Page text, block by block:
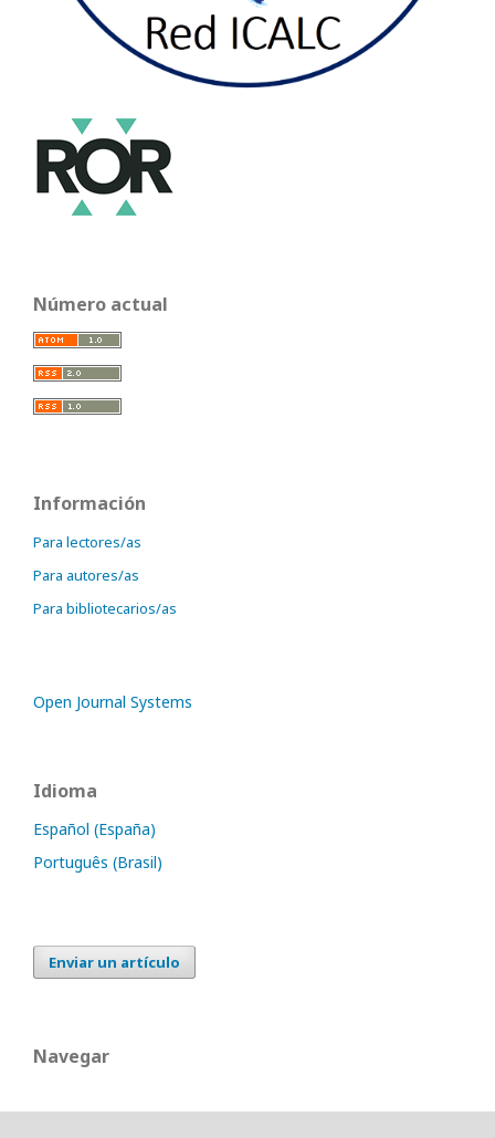
Número actual
Información
Para lectores/as
Para autores/as
Para bibliotecarios/as
Open Journal Systems
Idioma
Español (España)
Português (Brasil)
Enviar un artículo
Navegar